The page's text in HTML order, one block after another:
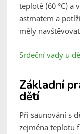
teplotě (60 °C) a
astmatem a
měly
Srdeční vady u
Základní
dětí
Při saunování s
zejména teplotu